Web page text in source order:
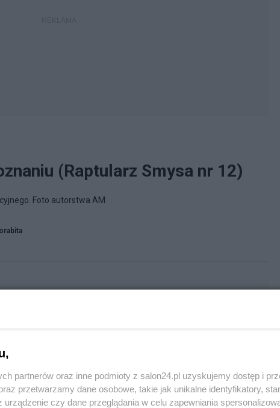
(Raptularz Smysa nr 12)
Foto autorstwa AM
partnerów oraz inne podmioty z salon24.pl uzyskujemy dostęp i
przetwarzamy dane osobowe, takie jak unikalne identyfikatory,
urządzenie czy dane przeglądania w celu zapewniania